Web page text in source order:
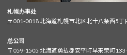
札幌办事处
〒001-0018 北海道札幌市北区北十八条西5丁
总公司
〒059-1505 北海道勇払郡安平町早来荣町